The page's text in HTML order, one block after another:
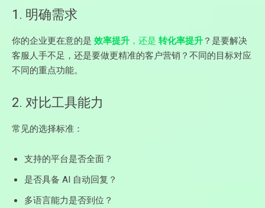
1. 明确需求
你的企业更在意的是 效率提升 ，还是 转化率提升？是要解决
客服人手不足，还是要做更精准的客户营销？不同的目标对应
不同的重点功能。
2. 对比工具能力
常见的选择标准：
支持的平台是否全面？
是否具备 AI 自动回复？
多语言能力是否到位？